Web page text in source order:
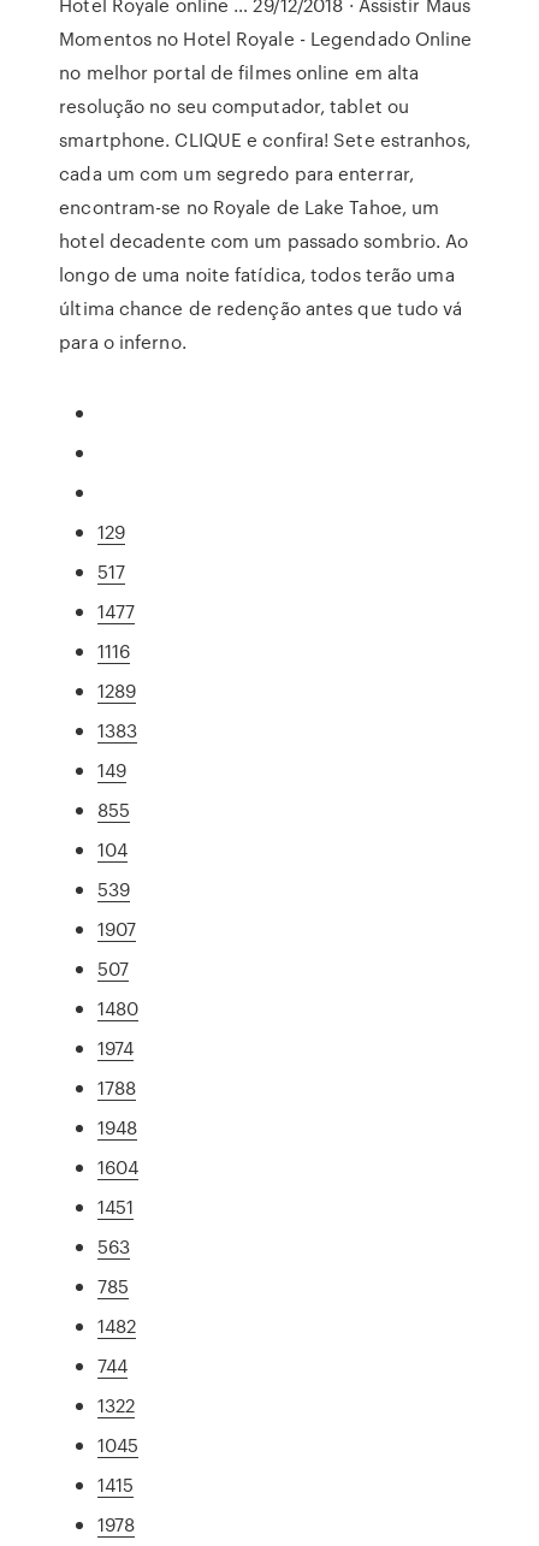
Momentos no Hotel Royale - Legendado Online
no melhor portal de filmes online em alta
resolução no seu computador, tablet ou
smartphone. CLIQUE e confira! Sete estranhos,
cada um com um segredo para enterrar,
encontram-se no Royale de Lake Tahoe, um
hotel decadente com um passado sombrio. Ao
longo de uma noite fatídica, todos terão uma
última chance de redenção antes que tudo vá
para o inferno.
129
517
1477
1116
1289
1383
149
855
104
539
1907
507
1480
1974
1788
1948
1604
1451
563
785
1482
744
1322
1045
1415
1978